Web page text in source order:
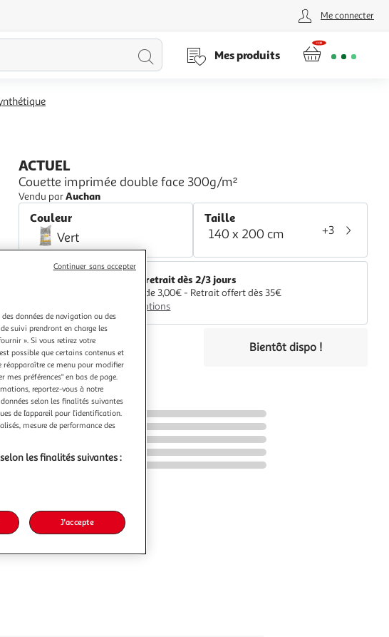
Me connecter
Lancer
Mes produits
ACTUEL
Couette imprimée double face 300g/m²
Vendu parAuchan
Couleur
Vert
Taille
140 x 200 cm +3
Livr. ou retrait dès 2/3 jours
A partir de 3,00€ - Retrait offert dès 35€
Plus d'options
26,00€
26,00€ / pce
dont 0,40€ d'éco part. mobilier.
Bientôt dispo !
données de navigation ou des
suivi prendront en charge les
». Si vous retirez votre
possible que certains contenus et
réapparaître ce menu pour modifier
préférences" en bas de page.
reportez-vous à notre
selon les finalités suivantes
de l’appareil pour l’identification.
mesure de performance des
les finalités suivantes :
J'accepte
Continuer sans accepter